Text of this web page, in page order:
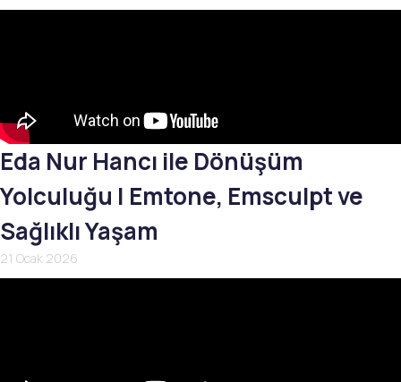
Eda Nur Hancı ile Dönüşüm
Yolculuğu | Emtone, Emsculpt ve
Sağlıklı Yaşam
21 Ocak 2026